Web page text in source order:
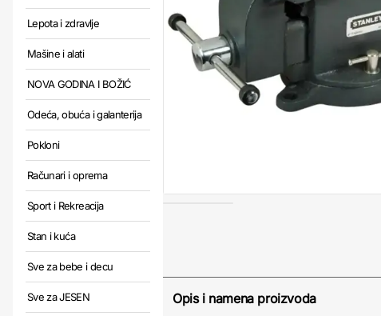
Lepota i zdravlje
Mašine i alati
NOVA GODINA I BOŽIĆ
Odeća, obuća i galanterija
Pokloni
Računari i oprema
Sport i Rekreacija
Stan i kuća
Sve za bebe i decu
Sve za JESEN
Opis i namena proizvoda